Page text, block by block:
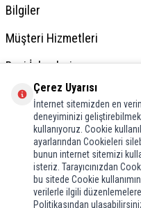
Bilgiler
Müşteri Hizmetleri
Bayi İşlemleri
Adres & İletişim
Çerez Uyarısı
İnternet sitemizden en
deneyiminizi
kullanıyoruz. Cookie
ayarlarından Cookieleri
bunun internet sitemizi
isteriz. Tarayıcınızdan
bu sitede Cookie
verilerle ilgili
Politikasından